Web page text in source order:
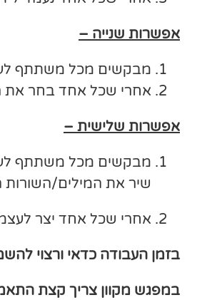
אפשרות שנייה –
מבקשים מכל משתתף
אחרי שכל אחד בחר את
אפשרות שלישית –
מבקשים מכל משתתף
שיר את המילים/השורות
אחרי שכל אחד יצר
בזמן העבודה כדאי ורצוי
במפגש מקוון צריך קצת